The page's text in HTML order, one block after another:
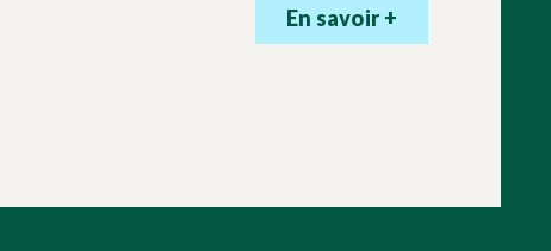
En savoir +